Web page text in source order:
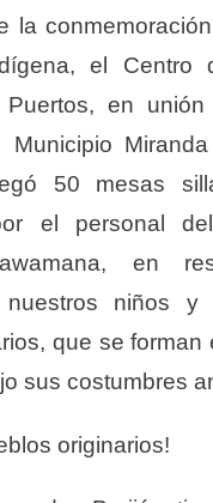
la
el Centro
Puertos, en
Municipio
50 mesas
el personal
en
nuestros niños
que se forman
sus costumbres
originarios!